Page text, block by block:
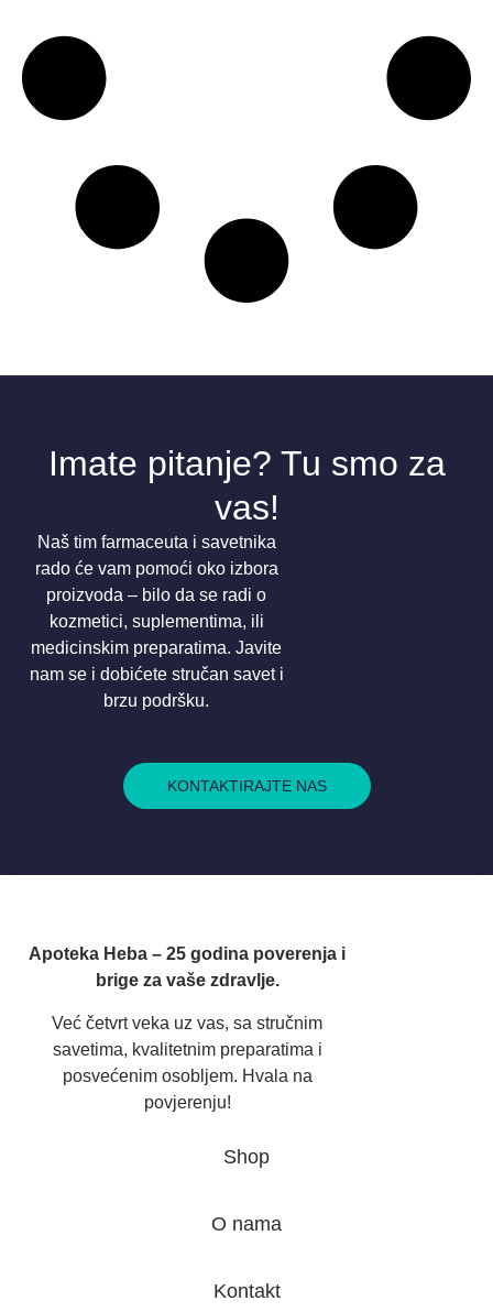
Imate pitanje? Tu smo za
vas!
Naš tim farmaceuta i savetnika
rado će vam pomoći oko izbora
proizvoda – bilo da se radi o
kozmetici, suplementima, ili
medicinskim preparatima. Javite
nam se i dobićete stručan savet i
brzu podršku.
KONTAKTIRAJTE NAS
Apoteka Heba – 25 godina poverenja i
brige za vaše zdravlje.
Već četvrt veka uz vas, sa stručnim
savetima, kvalitetnim preparatima i
posvećenim osobljem. Hvala na
povjerenju!
Shop
O nama
Kontakt